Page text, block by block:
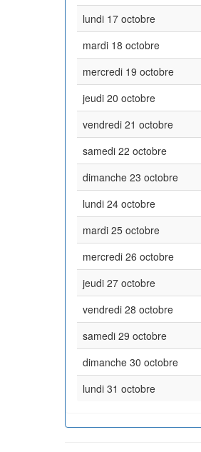
lundi 17 octobre
mardi 18 octobre
mercredi 19 octobre
jeudi 20 octobre
vendredi 21 octobre
samedi 22 octobre
dimanche 23 octobre
lundi 24 octobre
mardi 25 octobre
mercredi 26 octobre
jeudi 27 octobre
vendredi 28 octobre
samedi 29 octobre
dimanche 30 octobre
lundi 31 octobre